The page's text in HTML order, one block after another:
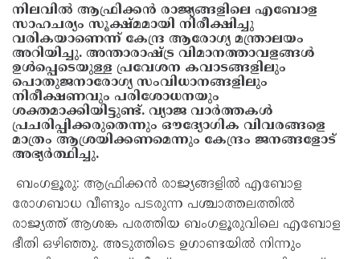
നിലവിൽ ആഫ്രിക്കൻ രാജ്യങ്ങളിലെ എബോള
സാഹചര്യം സൂക്ഷ്മമായി നിരീക്ഷിച്ചു
വരികയാണെന്ന് കേന്ദ്ര ആരോഗ്യ മന്ത്രാലയം
അറിയിച്ചു. അന്താരാഷ്ട്ര വിമാനത്താവളങ്ങൾ
ഉൾപ്പെടെയുള്ള പ്രവേശന കവാടങ്ങളിലും
പൊതുജനാരോഗ്യ സംവിധാനങ്ങളിലും
നിരീക്ഷണവും പരിശോധനയും
ശക്തമാക്കിയിട്ടുണ്ട്. വ്യാജ വാർത്തകൾ
പ്രചരിപ്പിക്കരുതെന്നും ഔദ്യോഗിക വിവരങ്ങളെ
മാത്രം ആശ്രയിക്കണമെന്നും കേന്ദ്രം ജനങ്ങളോട്
അഭ്യർത്ഥിച്ചു.
ബംഗളൂരു: ആഫ്രിക്കൻ രാജ്യങ്ങളിൽ എബോള
രോഗബാധ വീണ്ടും പടരുന്ന പശ്ചാത്തലത്തിൽ
രാജ്യത്ത് ആശങ്ക പരത്തിയ ബംഗളൂരുവിലെ എബോള
ഭീതി ഒഴിഞ്ഞു. അടുത്തിടെ ഉഗാണ്ടയിൽ നിന്നും